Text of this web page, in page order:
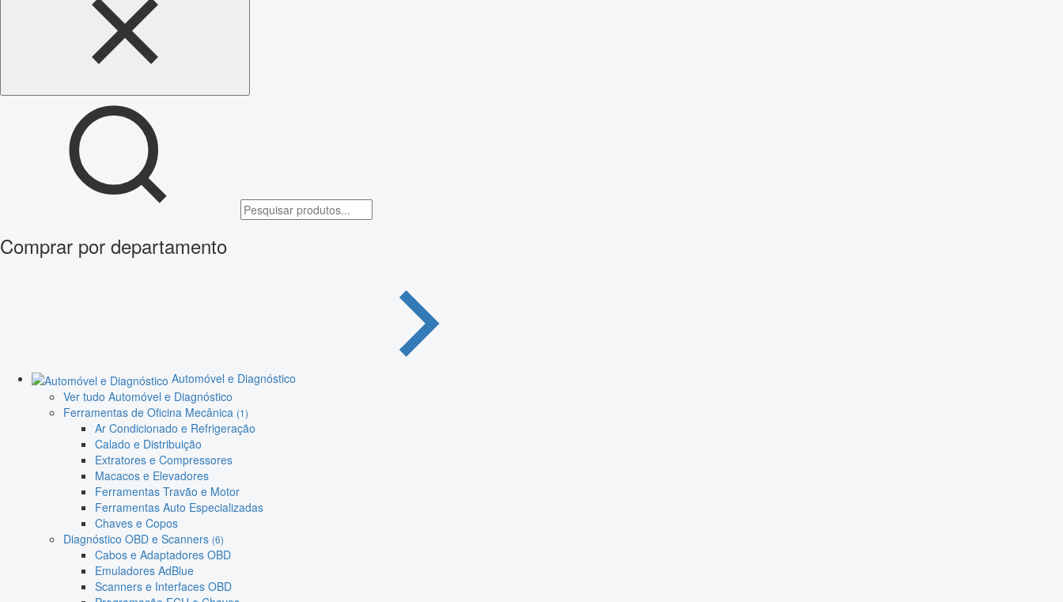
Comprar por departamento
Automóvel e Diagnóstico
Ver tudo Automóvel e Diagnóstico
Ferramentas de Oficina Mecânica (1)
Ar Condicionado e Refrigeração
Calado e Distribuição
Extratores e Compressores
Macacos e Elevadores
Ferramentas Travão e Motor
Ferramentas Auto Especializadas
Chaves e Copos
Diagnóstico OBD e Scanners (6)
Cabos e Adaptadores OBD
Emuladores AdBlue
Scanners e Interfaces OBD